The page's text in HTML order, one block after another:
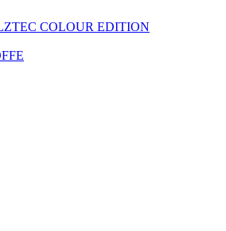
COLOUR EDITION